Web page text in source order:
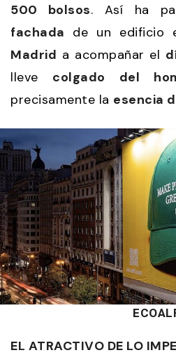
500 bolsos. Así ha
fachada de un edificio
Madrid a acompañar el
lleve colgado del
precisamente la esencia
EL ATRACTIVO DE LO